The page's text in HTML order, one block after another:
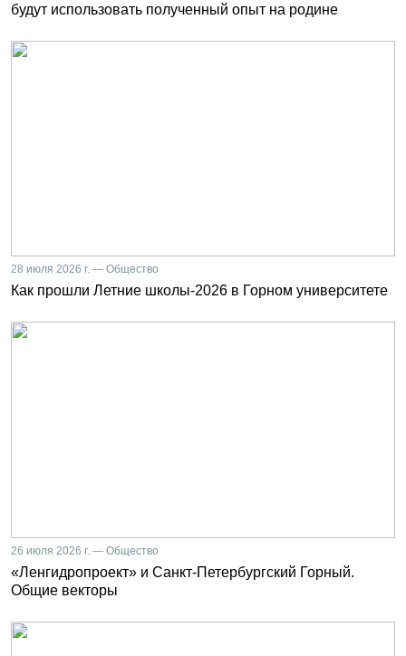
будут использовать полученный опыт на родине
28 июля 2026 г. — Общество
Как прошли Летние школы-2026 в Горном университете
26 июля 2026 г. — Общество
«Ленгидропроект» и Санкт-Петербургский Горный.
Общие векторы